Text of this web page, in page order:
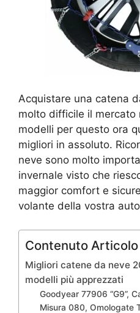
Acquistare una catena
molto difficile il mercato
modelli per questo ora
migliori in assoluto.
neve sono molto
invernale visto che
maggior comfort e
volante della vostra
Contenuto Articolo
Migliori catene da neve
modelli più apprezzati
Goodyear 77906 “G9”,
Misura 080, Omologate